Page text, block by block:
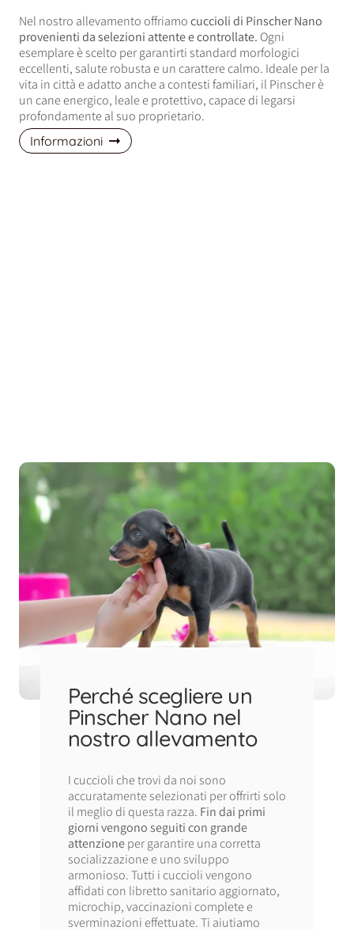
Nel nostro allevamento offriamocuccioli di Pinscher Nano
provenienti da selezioni attente e controllate. Ogni
esemplare è scelto per garantirti standard morfologici
eccellenti, salute robusta e un carattere calmo. Ideale per la
vita in città e adatto anche a contesti familiari, il Pinscher è
un cane energico, leale e protettivo, capace di legarsi
profondamente al suo proprietario.
Informazioni
Perché scegliere un
Pinscher Nano nel
nostro allevamento
I cuccioli che trovi da noi sono
accuratamente selezionati per offrirti solo
il meglio di questa razza. Fin dai primi
giorni vengono seguiti con grande
attenzioneper garantire una corretta
socializzazione e uno sviluppo
armonioso. Tutti i cuccioli vengono
affidati con libretto sanitario aggiornato,
microchip, vaccinazioni complete e
sverminazioni effettuate. Ti aiutiamo